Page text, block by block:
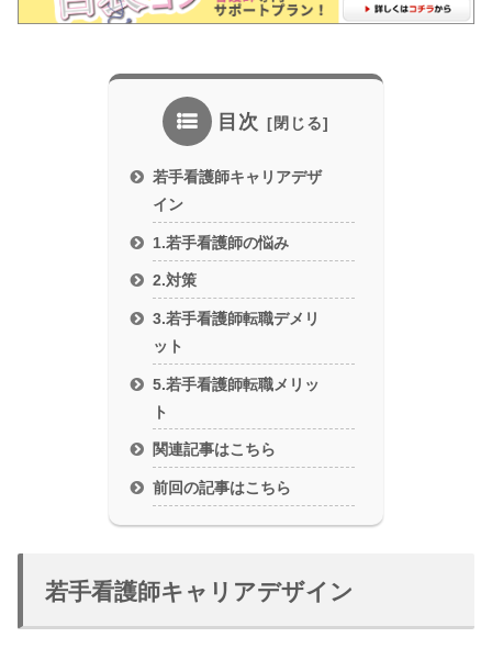
目次
若手看護師キャリアデザ
イン
1.若手看護師の悩み
2.対策
3.若手看護師転職デメリ
ット
5.若手看護師転職メリッ
ト
関連記事はこちら
前回の記事はこちら
若手看護師キャリアデザイン